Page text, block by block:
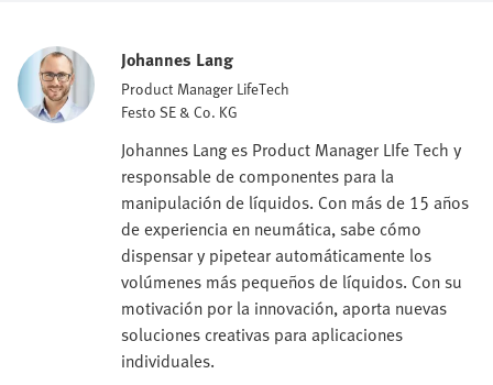
Johannes Lang
Product Manager LifeTech
Festo SE & Co. KG
Johannes Lang es Product Manager LIfe Tech y
responsable de componentes para la
manipulación de líquidos. Con más de 15 años
de experiencia en neumática, sabe cómo
dispensar y pipetear automáticamente los
volúmenes más pequeños de líquidos. Con su
motivación por la innovación, aporta nuevas
soluciones creativas para aplicaciones
individuales.